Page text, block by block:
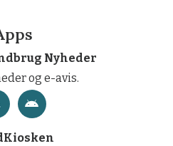
Nyheder
og e-avis.